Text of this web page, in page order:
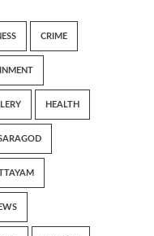
CRIME
HEALTH